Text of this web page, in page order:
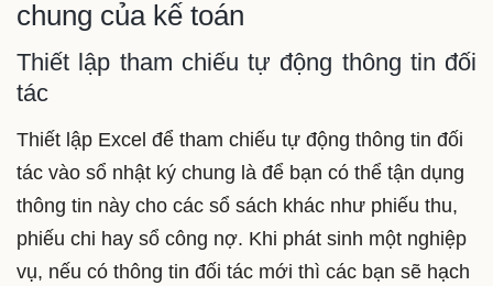
chung của kế toán
Thiết lập tham chiếu tự động thông tin đối
tác
Thiết lập Excel để tham chiếu tự động thông tin đối
tác vào sổ nhật ký chung là để bạn có thể tận dụng
thông tin này cho các sổ sách khác như phiếu thu,
phiếu chi hay sổ công nợ. Khi phát sinh một nghiệp
vụ, nếu có thông tin đối tác mới thì các bạn sẽ hạch